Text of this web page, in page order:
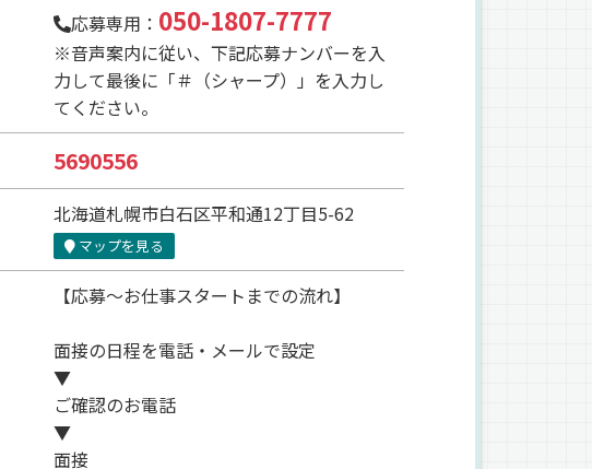
応募専用： 050-1807-7777
※音声案内に従い、下記応募ナンバーを入
力して最後に「＃（シャープ）」を入力し
てください。
5690556
北海道札幌市白石区平和通12丁目5-62
マップを見る
【応募～お仕事スタートまでの流れ】
面接の日程を電話・メールで設定
▼
ご確認のお電話
▼
面接